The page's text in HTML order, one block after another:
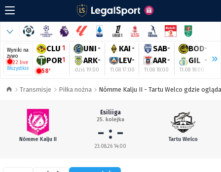
Wyniki na
żywo
22 live
Wszystkie
CLU 1
POR1
58'
UNI -
ARK-
dziś 19:00
KAI -
LEV-
11.08 17:00
SAB-
AAR-
11.08 18:00
BOD-
GIL -
11.08 18:00
Transmisje Piłka nożna Nõmme Kalju II - Tartu Welco gdzie
Nõmme Kalju II
Esiliiga
25. kolejka
- : -
23.08.26 14:00
Tartu Welco